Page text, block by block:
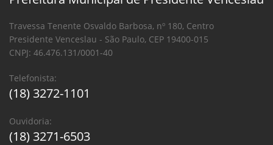
Travessa Tenente Osvaldo Barbosa, nº 180, Centro
Presidente Venceslau - São Paulo, CEP 19400-015
CNPJ: 46.476.131/0001-40
Telefonista:
(18) 3272-1101
Ouvidoria:
(18) 3271-6503